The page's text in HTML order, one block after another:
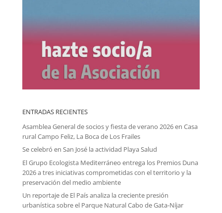
ENTRADAS RECIENTES
Asamblea General de socios y fiesta de verano 2026 en Casa
rural Campo Feliz, La Boca de Los Frailes
Se celebró en San José la actividad Playa Salud
El Grupo Ecologista Mediterráneo entrega los Premios Duna
2026 a tres iniciativas comprometidas con el territorio y la
preservación del medio ambiente
Un reportaje de El País analiza la creciente presión
urbanística sobre el Parque Natural Cabo de Gata-Níjar